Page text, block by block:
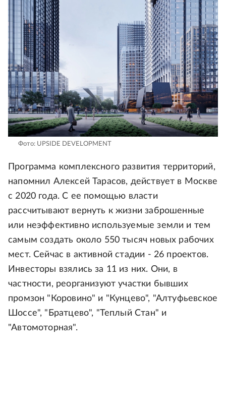
Фото: UPSIDE DEVELOPMENT
Программа комплексного развития территорий,
напомнил Алексей Тарасов, действует в Москве
с 2020 года. С ее помощью власти
рассчитывают вернуть к жизни заброшенные
или неэффективно используемые земли и тем
самым создать около 550 тысяч новых рабочих
мест. Сейчас в активной стадии - 26 проектов.
Инвесторы взялись за 11 из них. Они, в
частности, реорганизуют участки бывших
промзон "Коровино" и "Кунцево", "Алтуфьевское
Шоссе", "Братцево", "Теплый Стан" и
"Автомоторная".